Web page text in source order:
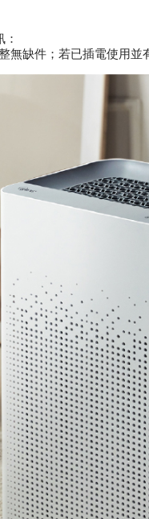
缺件；若已插電使用並